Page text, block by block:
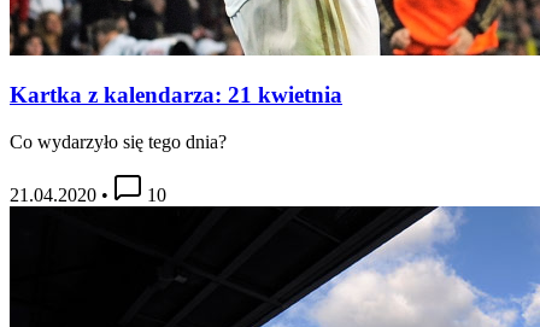
Kartka z kalendarza: 21 kwietnia
Co wydarzyło się tego dnia?
21.04.2020 • 10